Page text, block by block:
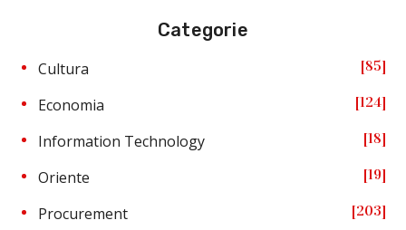
Categorie
Cultura 85
Economia 124
Information Technology 18
Oriente 19
Procurement 203